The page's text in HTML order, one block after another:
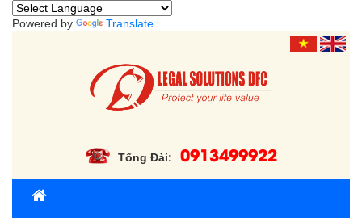
Powered by Translate
Tổng Đài: 0913499922